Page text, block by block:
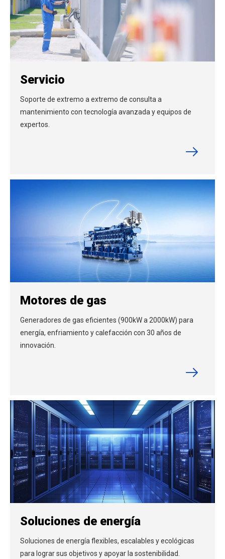
Servicio
Soporte de extremo a extremo de consulta a
mantenimiento con tecnología avanzada y equipos de
expertos.
Motores de gas
Generadores de gas eficientes (900kW a 2000kW) para
energía, enfriamiento y calefacción con 30 años de
innovación.
Soluciones de energía
Soluciones de energía flexibles, escalables y ecológicas
para lograr sus objetivos y apoyar la sostenibilidad.